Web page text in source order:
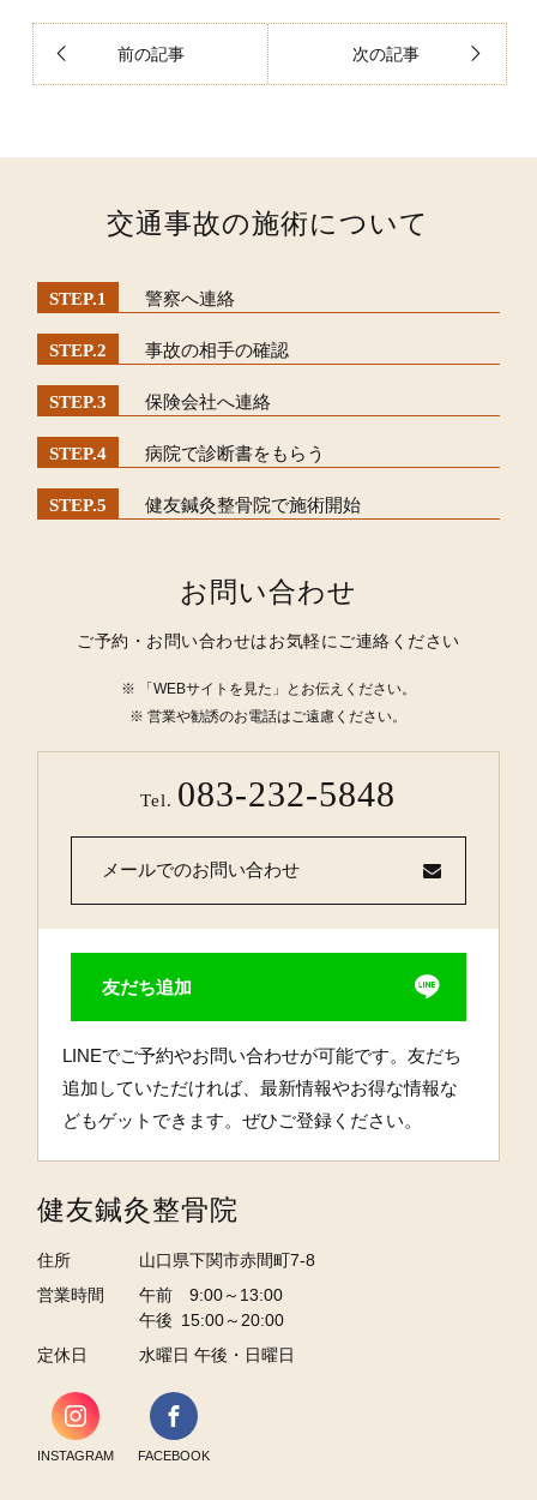
前の記事 次の記事
交通事故の施術について
警察へ連絡
事故の相手の確認
保険会社へ連絡
病院で診断書をもらう
健友鍼灸整骨院で施術開始
お問い合わせ
ご予約・お問い合わせはお気軽にご連絡ください
「WEBサイトを見た」とお伝えください。
営業や勧誘のお電話はご遠慮ください。
Tel. 083-232-5848
メールでのお問い合わせ
友だち追加
LINEでご予約やお問い合わせが可能です。友だち
追加していただければ、最新情報やお得な情報な
どもゲットできます。ぜひご登録ください。
健友鍼灸整骨院
住所
山口県下関市赤間町7-8
営業時間
午前 9:00～13:00
午後 15:00～20:00
定休日
水曜日 午後・日曜日
INSTAGRAM FACEBOOK